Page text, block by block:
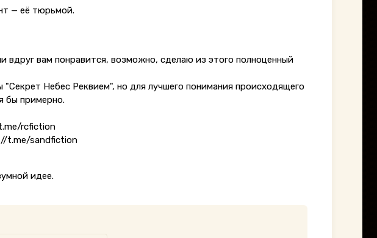
— её тюрьмой.
вдруг вам понравится, возможно, сделаю из этого полноценный
Небес Реквием", но для лучшего понимания происходящего
бы примерно.
rcfiction
t.me/sandfiction
идее.